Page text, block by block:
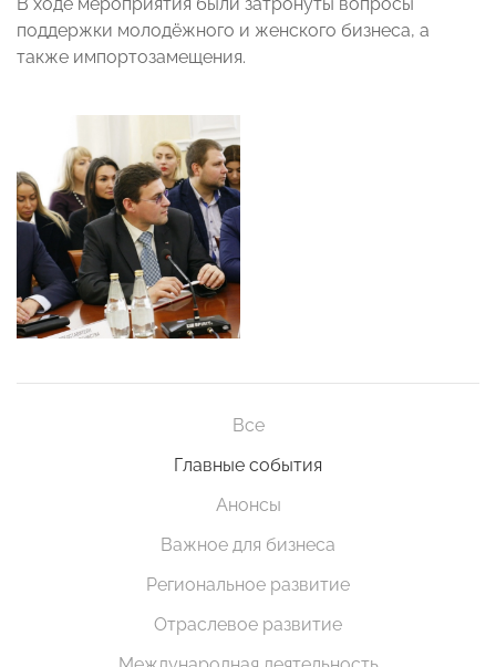
поддержки молодёжного и женского бизнеса, а
также импортозамещения.
Все
Главные события
Анонсы
Важное для бизнеса
Региональное развитие
Отраслевое развитие